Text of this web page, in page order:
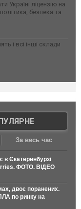
Україні ліцензію на
безпека та
і всі інші склади
За весь час
в Єкатеринбурзі
ФОТО. ВІДЕО
двоє поранених.
по ринку на